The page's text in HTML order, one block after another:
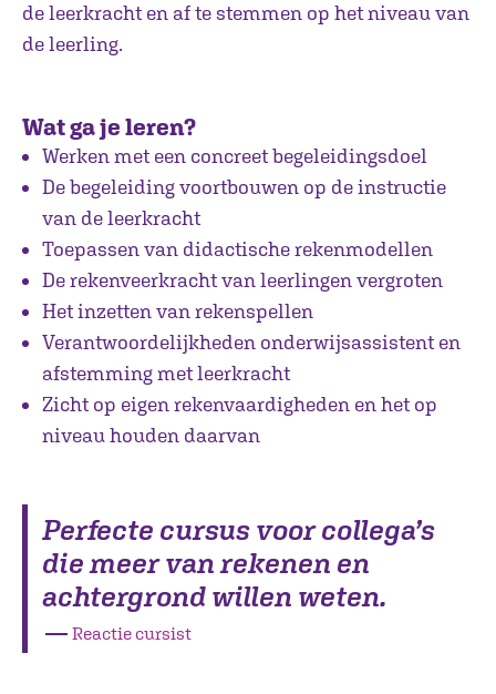
de leerkracht en af te stemmen op het niveau van
de leerling.
Wat ga je leren?
Werken met een concreet begeleidingsdoel
De begeleiding voortbouwen op de instructie
van de leerkracht
Toepassen van didactische rekenmodellen
De rekenveerkracht van leerlingen vergroten
Het inzetten van rekenspellen
Verantwoordelijkheden onderwijsassistent en
afstemming met leerkracht
Zicht op eigen rekenvaardigheden en het op
niveau houden daarvan
Perfecte cursus voor collega’s
die meer van rekenen en
achtergrond willen weten.
― Reactie cursist